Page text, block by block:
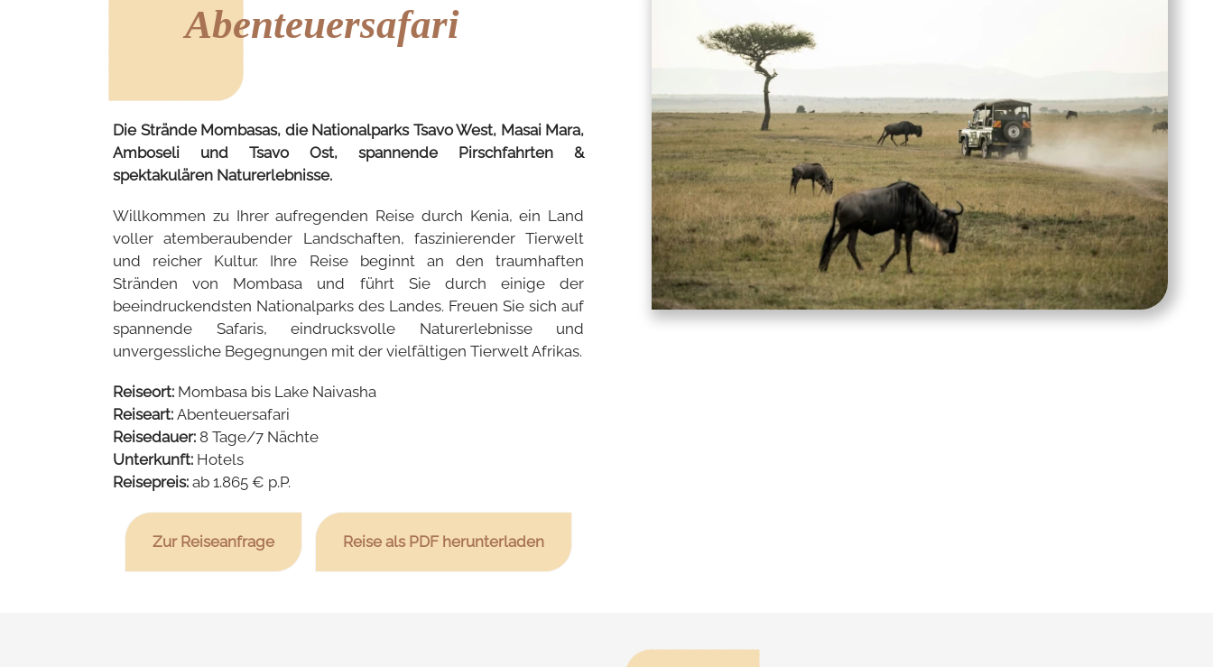
Abenteuersafari
Die Strände Mombasas, die Nationalparks Tsavo West, Masai Mara,
Amboseli und Tsavo Ost, spannende Pirschfahrten &
spektakulären Naturerlebnisse.
Willkommen zu Ihrer aufregenden Reise durch Kenia, ein Land
voller atemberaubender Landschaften, faszinierender Tierwelt
und reicher Kultur. Ihre Reise beginnt an den traumhaften
Stränden von Mombasa und führt Sie durch einige der
beeindruckendsten Nationalparks des Landes. Freuen Sie sich auf
spannende Safaris, eindrucksvolle Naturerlebnisse und
unvergessliche Begegnungen mit der vielfältigen Tierwelt Afrikas.
Reiseort: Mombasa bis Lake Naivasha
Reiseart: Abenteuersafari
Reisedauer: 8 Tage/7 Nächte
Unterkunft: Hotels
Reisepreis: ab 1.865 € p.P.
Zur Reiseanfrage Reise als PDF herunterladen